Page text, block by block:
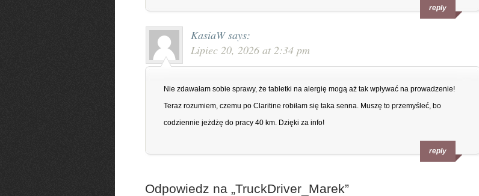
reply
KasiaW says:
Lipiec 20, 2026 at 2:34 pm
Nie zdawałam sobie sprawy, że tabletki na alergię mogą aż tak wpływać na prowadzenie!
Teraz rozumiem, czemu po Claritine robiłam się taka senna. Muszę to przemyśleć, bo
codziennie jeżdżę do pracy 40 km. Dzięki za info!
reply
Odpowiedz na „TruckDriver_Marek”